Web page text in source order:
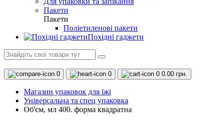
Пакети
Пакети
Поліетиленові пакети
Похідні гаджети
0 0 0 0.00 грн.
Магазин упаковок для їжі
Універсальна та спец упаковка
Об'єм, мл 400. форма квадратна